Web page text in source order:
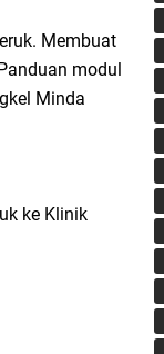
Membuat
modul
Minda
ke Klinik